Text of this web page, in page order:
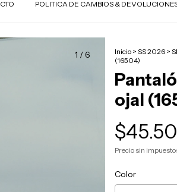
POLITICA DE CAMBIOS &
1 /6 Inicio > SS 2026 >
(16504)
ojal
Precio sin
Color